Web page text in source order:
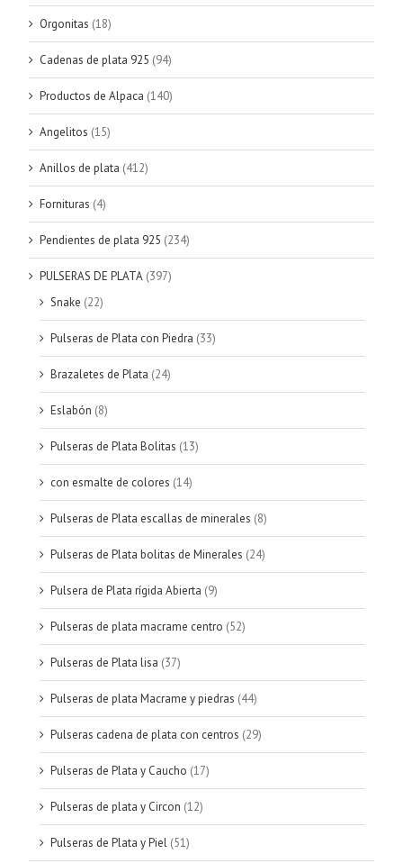
Orgonitas (18)
Cadenas de plata 925 (94)
Productos de Alpaca (140)
Angelitos (15)
Anillos de plata (412)
Fornituras (4)
Pendientes de plata 925 (234)
PULSERAS DE PLATA (397)
Snake (22)
Pulseras de Plata con Piedra (33)
Brazaletes de Plata (24)
Eslabón (8)
Pulseras de Plata Bolitas (13)
con esmalte de colores (14)
Pulseras de Plata escallas de minerales (8)
Pulseras de Plata bolitas de Minerales (24)
Pulsera de Plata rígida Abierta (9)
Pulseras de plata macrame centro (52)
Pulseras de Plata lisa (37)
Pulseras de plata Macrame y piedras (44)
Pulseras cadena de plata con centros (29)
Pulseras de Plata y Caucho (17)
Pulseras de plata y Circon (12)
Pulseras de Plata y Piel (51)